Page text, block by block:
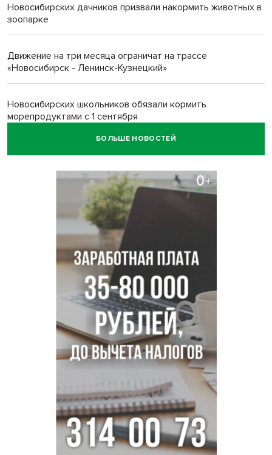
Новосибирских дачников призвали накормить животных в
зоопарке
Движение на три месяца ограничат на трассе
«Новосибирск - Ленинск-Кузнецкий»
Новосибирских школьников обязали кормить
морепродуктами с 1 сентября
БОЛЬШЕ НОВОСТЕЙ